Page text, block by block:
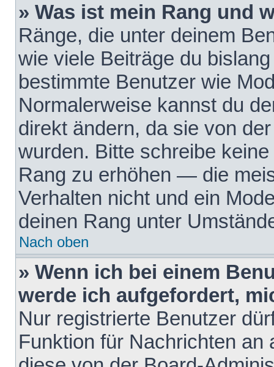
» Was ist mein Rang und
Ränge, die unter deinem
wie viele Beiträge du
bestimmte Benutzer wie
Normalerweise kannst du
direkt ändern, da sie von
wurden. Bitte schreibe
Rang zu erhöhen — die
Verhalten nicht und ein
deinen Rang unter
Nach oben
» Wenn ich bei einem
werde ich aufgefordert,
Nur registrierte Benutzer
Funktion für Nachrichten